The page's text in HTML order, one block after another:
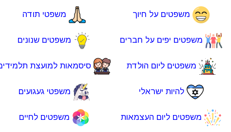
משפטים על חיוך משפטי תודה
משפטים יפים על חברים משפטים שנונים
משפטים ליום הולדת סיסמאות למועצת
להיות ישראלי משפטי געגועים
משפטים ליום העצמאות משפטים לחיים